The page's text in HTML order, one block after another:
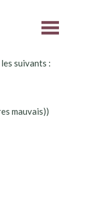
suivants :
mauvais))